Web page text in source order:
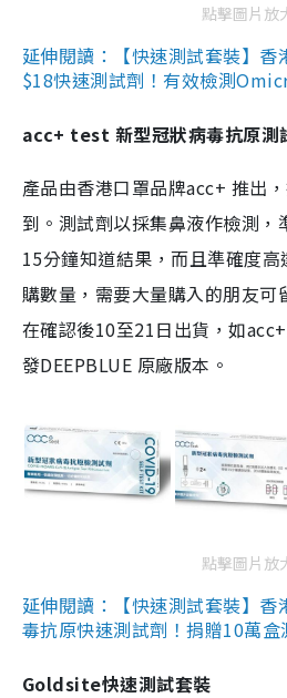
點擊圖片放
延伸閱讀：【快速測試套裝】
$18快速測試劑！有效檢測
acc+ test 新型冠狀病毒抗原測
產品由香港口罩品牌acc+ 推出
到。測試劑以採集鼻液作檢測
15分鐘知道結果，而且準確度
購數量，需要大量購入的朋友可
在確認後10至21日出貨，如
發DEEPBLUE 原廠版本。
點擊圖片放
延伸閱讀：【快速測試套裝】
毒抗原快速測試劑！捐贈10萬
Goldsite快速測試套裝